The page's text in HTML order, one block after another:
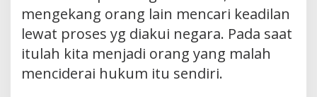
mengekang orang lain mencari keadilan
lewat proses yg diakui negara. Pada saat
itulah kita menjadi orang yang malah
menciderai hukum itu sendiri.